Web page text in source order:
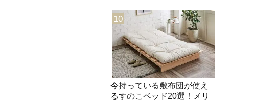
10
今持っている敷布団が使え
るすのこベッド20選！メリ